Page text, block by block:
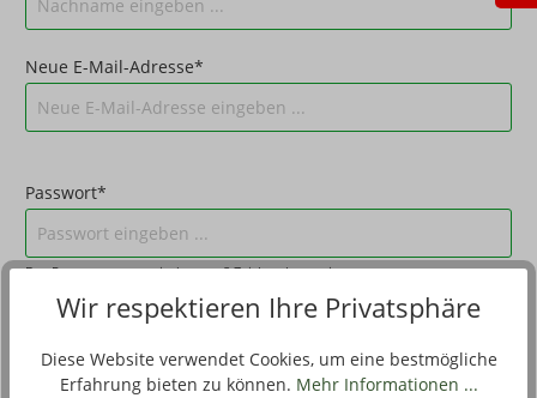
Neue E-Mail-Adresse*
Passwort*
Das Passwort muss mindestens 8 Zeichen lang sein.
Passwort-Bestätigung*
Wir respektieren Ihre Privatsphäre
Diese Website verwendet Cookies, um eine bestmögliche
Erfahrung bieten zu können. Mehr Informationen ...